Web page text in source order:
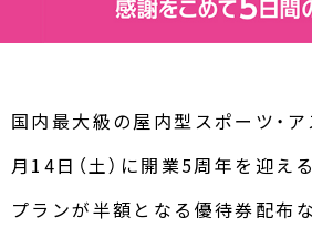
国内最大級の屋内型スポーツ・ア
月14日（土）に開業5周年を迎え
プランが半額となる優待券配布